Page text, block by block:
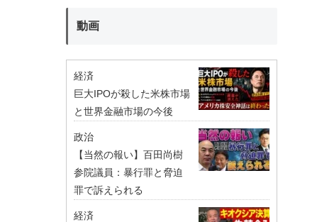
動画
経済
巨大IPOが殺した米株市場
と世界金融市場の今後
政治
【当然の報い】百田尚樹
参院議員：暴行罪と脅迫
罪で訴えられる
経済